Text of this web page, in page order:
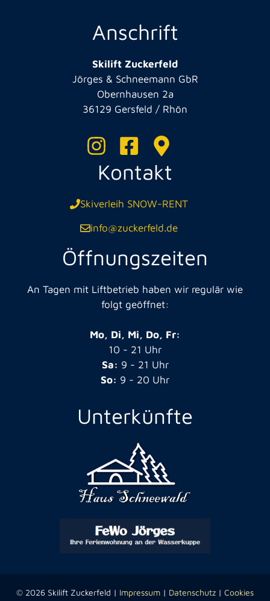
Anschrift
Skilift Zuckerfeld
Jörges & Schneemann GbR
Obernhausen 2a
36129 Gersfeld / Rhön
Kontakt
Skiverleih SNOW-RENT
info@zuckerfeld.de
Öffnungszeiten
An Tagen mit Liftbetrieb haben wir regulär wie
folgt geöffnet:
Mo, Di, Mi, Do, Fr:
10 - 21 Uhr
Sa: 9 - 21 Uhr
So: 9 - 20 Uhr
Unterkünfte
© 2026 Skilift Zuckerfeld | Impressum | Datenschutz | Cookies